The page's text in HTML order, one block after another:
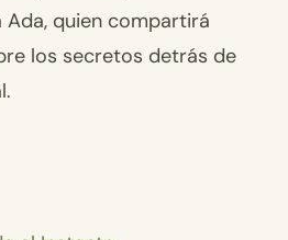
quien compartirá
los secretos detrás de